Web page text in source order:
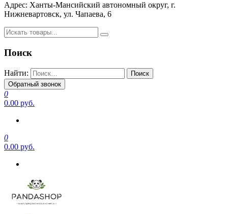
Адрес: Ханты-Мансийский автономный округ, г.
Нижневартовск, ул. Чапаева, 6
Поиск
Найти:
Обратный звонок
0
0.00 руб.
0
0.00 руб.